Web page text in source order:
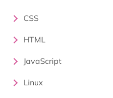
CSS
HTML
JavaScript
Linux